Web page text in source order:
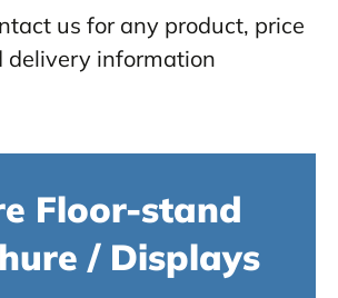
us for any product, price
delivery information
Floor-stand
/ Displays